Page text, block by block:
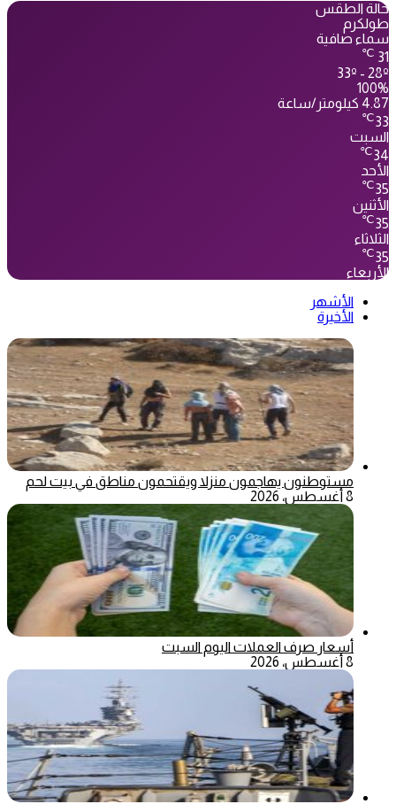
حالة الطقس
طولكرم
سماء صافية
31
℃
33º - 28º
100%
4.87 كيلومتر/ساعة
33
℃
السبت
34
℃
الأحد
35
℃
الأثنين
35
℃
الثلاثاء
35
℃
الأربعاء
الأشهر
الأخيرة
مستوطنون يهاجمون منزلا ويقتحمون مناطق في بيت لحم
8 أغسطس، 2026
أسعار صرف العملات اليوم السبت
8 أغسطس، 2026